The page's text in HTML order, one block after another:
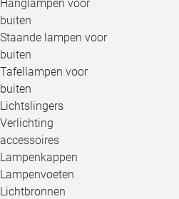
Hanglampen voor
buiten
Staande lampen voor
buiten
Tafellampen voor
buiten
Lichtslingers
Verlichting
accessoires
Lampenkappen
Lampenvoeten
Lichtbronnen